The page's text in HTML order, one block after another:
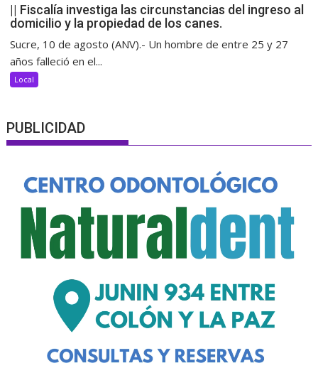
|| Fiscalía investiga las circunstancias del ingreso al
domicilio y la propiedad de los canes.
Sucre, 10 de agosto (ANV).- Un hombre de entre 25 y 27
años falleció en el...
Local
PUBLICIDAD